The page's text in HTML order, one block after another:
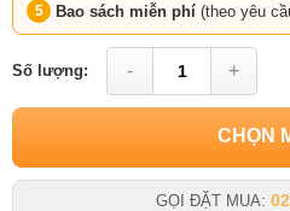
Bao sách miễn phí (theo yêu
Số lượng: - +
CHỌN
GỌI ĐẶT MUA: